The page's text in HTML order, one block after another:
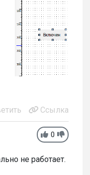
Ссылка
0
не работает.